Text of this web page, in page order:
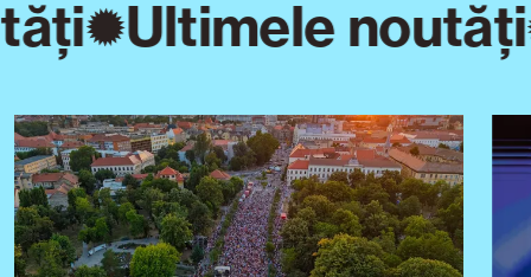
Ultimele noutăți